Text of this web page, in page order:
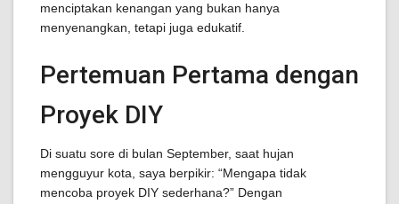
menciptakan kenangan yang bukan hanya
menyenangkan, tetapi juga edukatif.
Pertemuan Pertama dengan
Proyek DIY
Di suatu sore di bulan September, saat hujan
mengguyur kota, saya berpikir: “Mengapa tidak
mencoba proyek DIY sederhana?” Dengan